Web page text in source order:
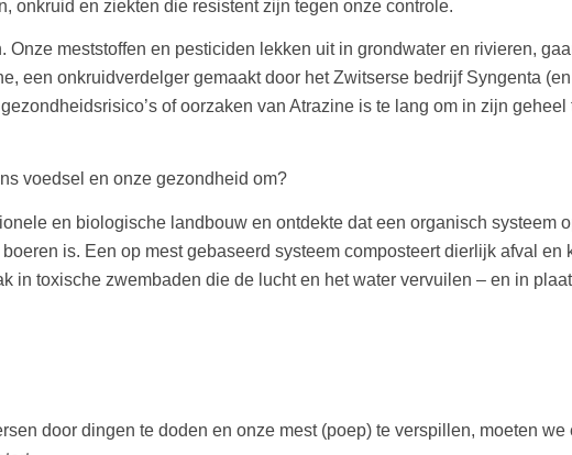
onkruid en ziekten die resistent zijn tegen onze controle.
meststoffen en pesticiden lekken uit in grondwater en rivieren,
een onkruidverdelger gemaakt door het Zwitserse bedrijf Syngenta
of oorzaken van Atrazine is te lang om in zijn geheel
voedsel en onze gezondheid om?
en biologische landbouw en ontdekte dat een organisch systeem
is. Een op mest gebaseerd systeem composteert dierlijk afval en
in toxische zwembaden die de lucht en het water vervuilen – en in
door dingen ​​te doden en onze mest (poep) te verspillen, moeten